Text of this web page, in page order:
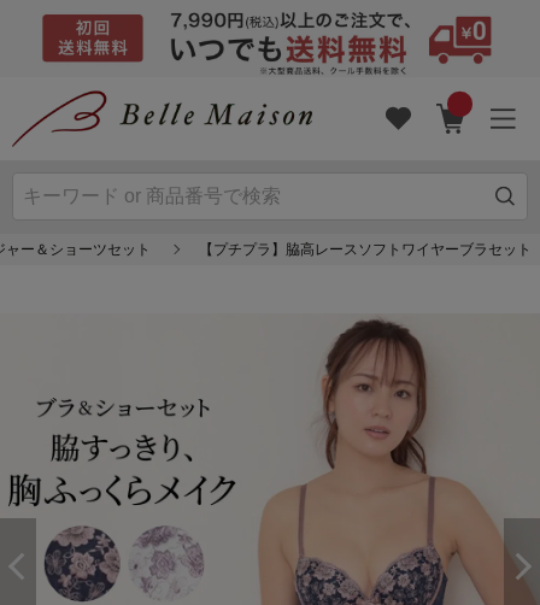
ャー＆ショーツセット 【プチプラ】脇高レースソフトワイヤーブラセット